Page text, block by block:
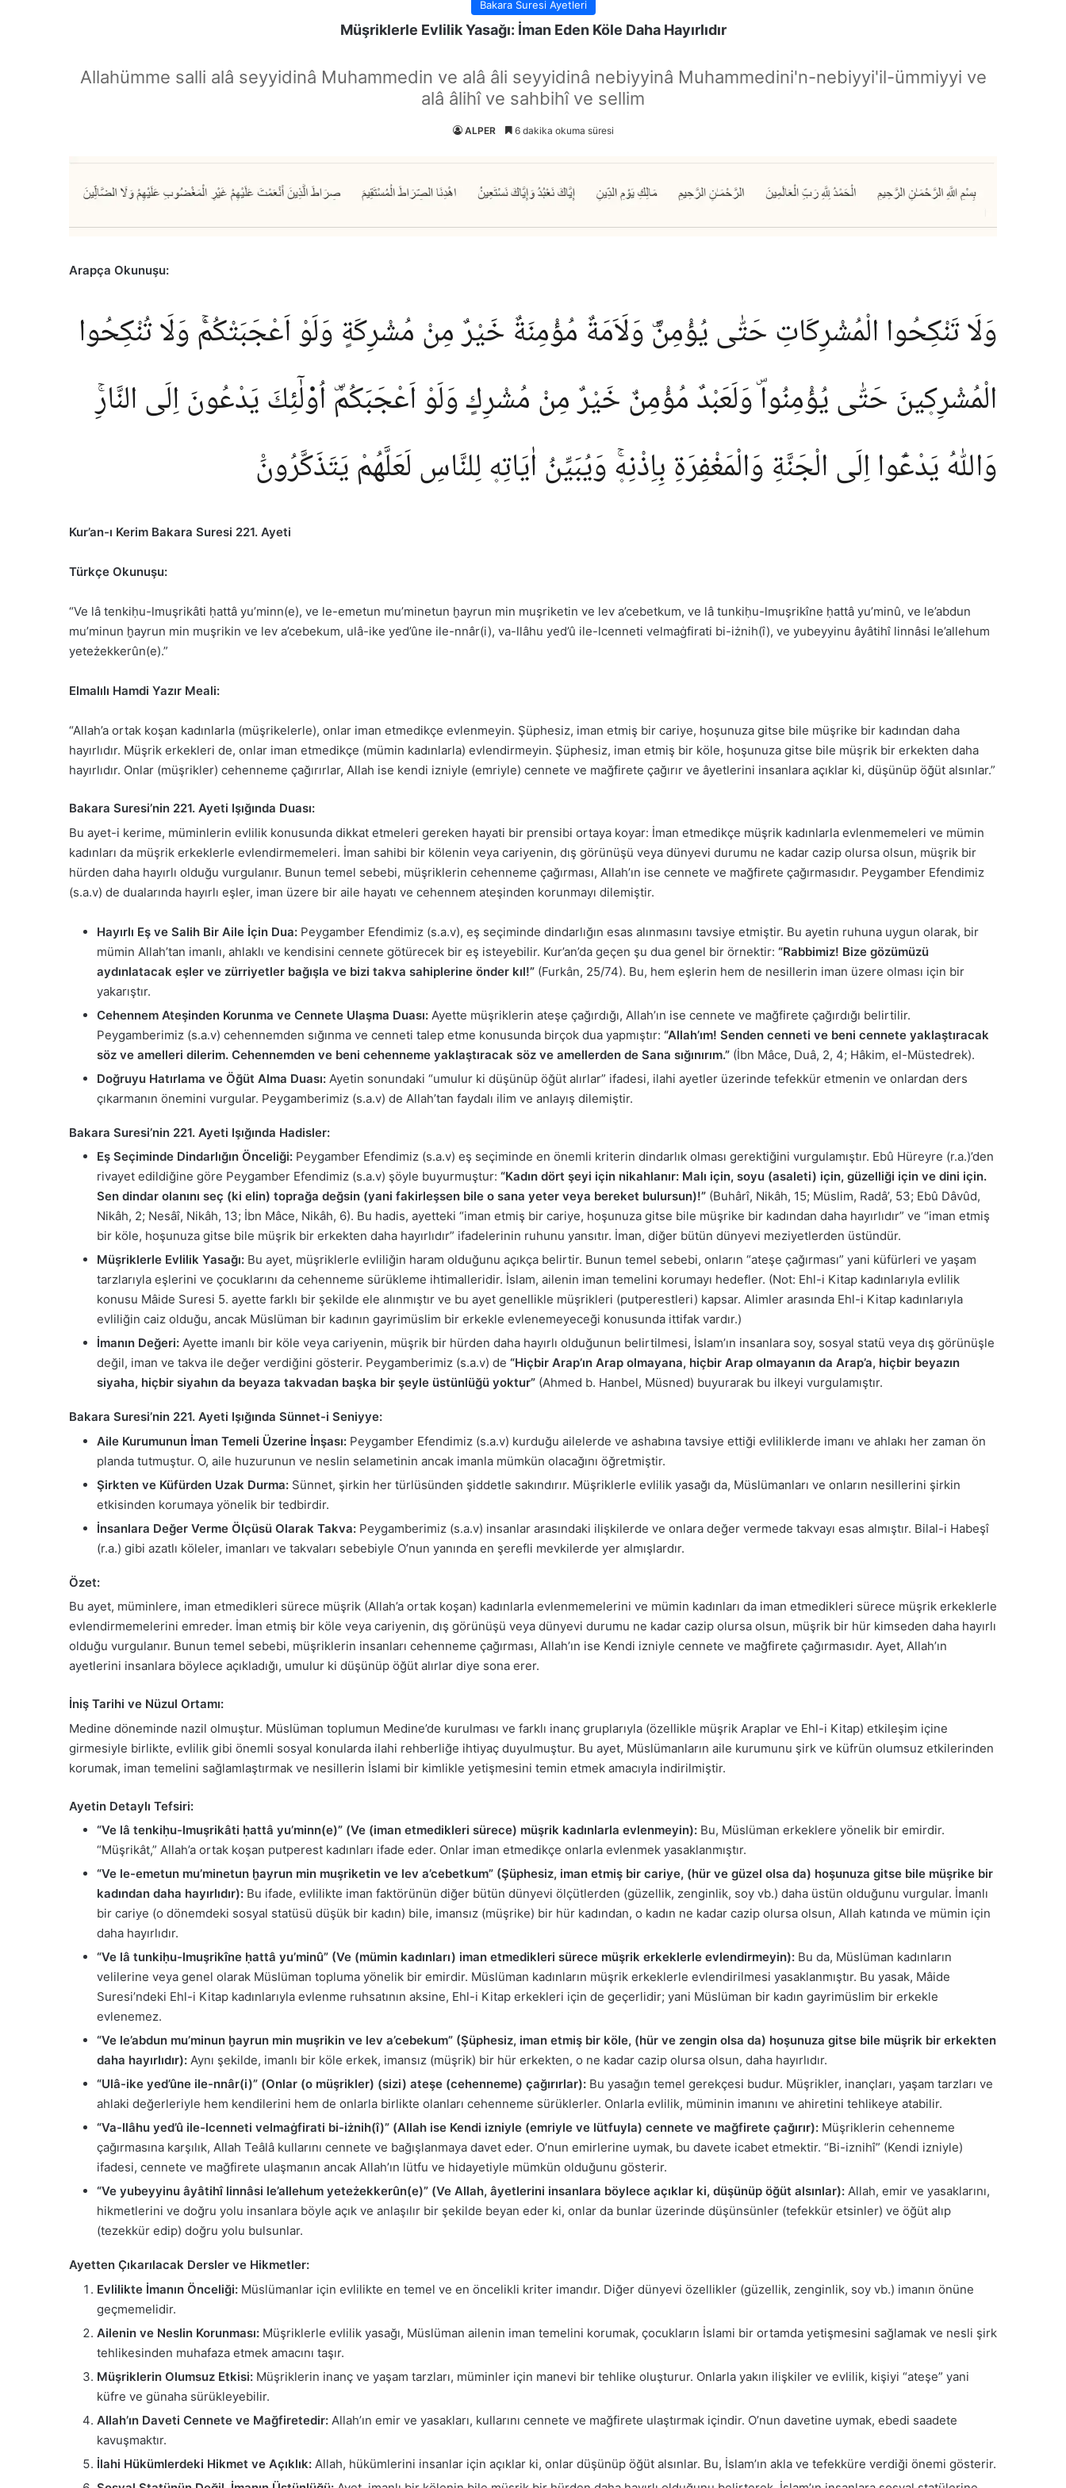
Bakara Suresi Ayetleri
Müşriklerle Evlilik Yasağı: İman Eden Köle Daha Hayırlıdır
Allahümme salli alâ seyyidinâ Muhammedin ve alâ âli seyyidinâ nebiyyinâ Muhammedini'n-nebiyyi'il-ümmiyyi ve
alâ âlihî ve sahbihî ve sellim
ALPER 6 dakika okuma süresi
Arapça Okunuşu:
وَلَا تَنْكِحُوا الْمُشْرِكَاتِ حَتّٰى يُؤْمِنَّۜ وَلَاَمَةٌ مُؤْمِنَةٌ خَيْرٌ مِنْ مُشْرِكَةٍ وَلَوْ اَعْجَبَتْكُمْۚ وَلَا تُنْكِحُوا
الْمُشْرِك۪ينَ حَتّٰى يُؤْمِنُواۜ وَلَعَبْدٌ مُؤْمِنٌ خَيْرٌ مِنْ مُشْرِكٍ وَلَوْ اَعْجَبَكُمْۜ اُو۬لٰٓئِكَ يَدْعُونَ اِلَى النَّارِۚ
وَاللّٰهُ يَدْعُٓوا اِلَى الْجَنَّةِ وَالْمَغْفِرَةِ بِاِذْنِه۪ۚ وَيُبَيِّنُ اٰيَاتِه۪ لِلنَّاسِ لَعَلَّهُمْ يَتَذَكَّرُونَ۟
Kur’an-ı Kerim Bakara Suresi 221. Ayeti
Türkçe Okunuşu:
“Ve lâ tenkiḥu-lmuşrikâti ḥattâ yu’minn(e), ve le-emetun mu’minetun ḫayrun min muşriketin ve lev a’cebetkum, ve lâ tunkiḥu-lmuşrikîne ḥattâ yu’minû, ve le’abdun
mu’minun ḫayrun min muşrikin ve lev a’cebekum, ulâ-ike yed’ûne ile-nnâr(i), va-llâhu yed’û ile-lcenneti velmaġfirati bi-iżnih(î), ve yubeyyinu âyâtihî linnâsi le’allehum
yeteżekkerûn(e).”
Elmalılı Hamdi Yazır Meali:
“Allah’a ortak koşan kadınlarla (müşrikelerle), onlar iman etmedikçe evlenmeyin. Şüphesiz, iman etmiş bir cariye, hoşunuza gitse bile müşrike bir kadından daha
hayırlıdır. Müşrik erkekleri de, onlar iman etmedikçe (mümin kadınlarla) evlendirmeyin. Şüphesiz, iman etmiş bir köle, hoşunuza gitse bile müşrik bir erkekten daha
hayırlıdır. Onlar (müşrikler) cehenneme çağırırlar, Allah ise kendi izniyle (emriyle) cennete ve mağfirete çağırır ve âyetlerini insanlara açıklar ki, düşünüp öğüt alsınlar.”
Bakara Suresi’nin 221. Ayeti Işığında Duası:
Bu ayet-i kerime, müminlerin evlilik konusunda dikkat etmeleri gereken hayati bir prensibi ortaya koyar: İman etmedikçe müşrik kadınlarla evlenmemeleri ve mümin
kadınları da müşrik erkeklerle evlendirmemeleri. İman sahibi bir kölenin veya cariyenin, dış görünüşü veya dünyevi durumu ne kadar cazip olursa olsun, müşrik bir
hürden daha hayırlı olduğu vurgulanır. Bunun temel sebebi, müşriklerin cehenneme çağırması, Allah’ın ise cennete ve mağfirete çağırmasıdır. Peygamber Efendimiz
(s.a.v) de dualarında hayırlı eşler, iman üzere bir aile hayatı ve cehennem ateşinden korunmayı dilemiştir.
Hayırlı Eş ve Salih Bir Aile İçin Dua: Peygamber Efendimiz (s.a.v), eş seçiminde dindarlığın esas alınmasını tavsiye etmiştir. Bu ayetin ruhuna uygun olarak, bir
mümin Allah’tan imanlı, ahlaklı ve kendisini cennete götürecek bir eş isteyebilir. Kur’an’da geçen şu dua genel bir örnektir: “Rabbimiz! Bize gözümüzü
aydınlatacak eşler ve zürriyetler bağışla ve bizi takva sahiplerine önder kıl!” (Furkân, 25/74). Bu, hem eşlerin hem de nesillerin iman üzere olması için bir
yakarıştır.
Cehennem Ateşinden Korunma ve Cennete Ulaşma Duası: Ayette müşriklerin ateşe çağırdığı, Allah’ın ise cennete ve mağfirete çağırdığı belirtilir.
Peygamberimiz (s.a.v) cehennemden sığınma ve cenneti talep etme konusunda birçok dua yapmıştır: “Allah’ım! Senden cenneti ve beni cennete yaklaştıracak
söz ve amelleri dilerim. Cehennemden ve beni cehenneme yaklaştıracak söz ve amellerden de Sana sığınırım.” (İbn Mâce, Duâ, 2, 4; Hâkim, el-Müstedrek).
Doğruyu Hatırlama ve Öğüt Alma Duası: Ayetin sonundaki “umulur ki düşünüp öğüt alırlar” ifadesi, ilahi ayetler üzerinde tefekkür etmenin ve onlardan ders
çıkarmanın önemini vurgular. Peygamberimiz (s.a.v) de Allah’tan faydalı ilim ve anlayış dilemiştir.
Bakara Suresi’nin 221. Ayeti Işığında Hadisler:
Eş Seçiminde Dindarlığın Önceliği: Peygamber Efendimiz (s.a.v) eş seçiminde en önemli kriterin dindarlık olması gerektiğini vurgulamıştır. Ebû Hüreyre (r.a.)’den
rivayet edildiğine göre Peygamber Efendimiz (s.a.v) şöyle buyurmuştur: “Kadın dört şeyi için nikahlanır: Malı için, soyu (asaleti) için, güzelliği için ve dini için.
Sen dindar olanını seç (ki elin) toprağa değsin (yani fakirleşsen bile o sana yeter veya bereket bulursun)!” (Buhârî, Nikâh, 15; Müslim, Radâ’, 53; Ebû Dâvûd,
Nikâh, 2; Nesâî, Nikâh, 13; İbn Mâce, Nikâh, 6). Bu hadis, ayetteki “iman etmiş bir cariye, hoşunuza gitse bile müşrike bir kadından daha hayırlıdır” ve “iman etmiş
bir köle, hoşunuza gitse bile müşrik bir erkekten daha hayırlıdır” ifadelerinin ruhunu yansıtır. İman, diğer bütün dünyevi meziyetlerden üstündür.
Müşriklerle Evlilik Yasağı: Bu ayet, müşriklerle evliliğin haram olduğunu açıkça belirtir. Bunun temel sebebi, onların “ateşe çağırması” yani küfürleri ve yaşam
tarzlarıyla eşlerini ve çocuklarını da cehenneme sürükleme ihtimalleridir. İslam, ailenin iman temelini korumayı hedefler. (Not: Ehl-i Kitap kadınlarıyla evlilik
konusu Mâide Suresi 5. ayette farklı bir şekilde ele alınmıştır ve bu ayet genellikle müşrikleri (putperestleri) kapsar. Alimler arasında Ehl-i Kitap kadınlarıyla
evliliğin caiz olduğu, ancak Müslüman bir kadının gayrimüslim bir erkekle evlenemeyeceği konusunda ittifak vardır.)
İmanın Değeri: Ayette imanlı bir köle veya cariyenin, müşrik bir hürden daha hayırlı olduğunun belirtilmesi, İslam’ın insanlara soy, sosyal statü veya dış görünüşle
değil, iman ve takva ile değer verdiğini gösterir. Peygamberimiz (s.a.v) de “Hiçbir Arap’ın Arap olmayana, hiçbir Arap olmayanın da Arap’a, hiçbir beyazın
siyaha, hiçbir siyahın da beyaza takvadan başka bir şeyle üstünlüğü yoktur” (Ahmed b. Hanbel, Müsned) buyurarak bu ilkeyi vurgulamıştır.
Bakara Suresi’nin 221. Ayeti Işığında Sünnet-i Seniyye:
Aile Kurumunun İman Temeli Üzerine İnşası: Peygamber Efendimiz (s.a.v) kurduğu ailelerde ve ashabına tavsiye ettiği evliliklerde imanı ve ahlakı her zaman ön
planda tutmuştur. O, aile huzurunun ve neslin selametinin ancak imanla mümkün olacağını öğretmiştir.
Şirkten ve Küfürden Uzak Durma: Sünnet, şirkin her türlüsünden şiddetle sakındırır. Müşriklerle evlilik yasağı da, Müslümanları ve onların nesillerini şirkin
etkisinden korumaya yönelik bir tedbirdir.
İnsanlara Değer Verme Ölçüsü Olarak Takva: Peygamberimiz (s.a.v) insanlar arasındaki ilişkilerde ve onlara değer vermede takvayı esas almıştır. Bilal-i Habeşî
(r.a.) gibi azatlı köleler, imanları ve takvaları sebebiyle O’nun yanında en şerefli mevkilerde yer almışlardır.
Özet:
Bu ayet, müminlere, iman etmedikleri sürece müşrik (Allah’a ortak koşan) kadınlarla evlenmemelerini ve mümin kadınları da iman etmedikleri sürece müşrik erkeklerle
evlendirmemelerini emreder. İman etmiş bir köle veya cariyenin, dış görünüşü veya dünyevi durumu ne kadar cazip olursa olsun, müşrik bir hür kimseden daha hayırlı
olduğu vurgulanır. Bunun temel sebebi, müşriklerin insanları cehenneme çağırması, Allah’ın ise Kendi izniyle cennete ve mağfirete çağırmasıdır. Ayet, Allah’ın
ayetlerini insanlara böylece açıkladığı, umulur ki düşünüp öğüt alırlar diye sona erer.
İniş Tarihi ve Nüzul Ortamı:
Medine döneminde nazil olmuştur. Müslüman toplumun Medine’de kurulması ve farklı inanç gruplarıyla (özellikle müşrik Araplar ve Ehl-i Kitap) etkileşim içine
girmesiyle birlikte, evlilik gibi önemli sosyal konularda ilahi rehberliğe ihtiyaç duyulmuştur. Bu ayet, Müslümanların aile kurumunu şirk ve küfrün olumsuz etkilerinden
korumak, iman temelini sağlamlaştırmak ve nesillerin İslami bir kimlikle yetişmesini temin etmek amacıyla indirilmiştir.
Ayetin Detaylı Tefsiri:
“Ve lâ tenkiḥu-lmuşrikâti ḥattâ yu’minn(e)” (Ve (iman etmedikleri sürece) müşrik kadınlarla evlenmeyin): Bu, Müslüman erkeklere yönelik bir emirdir.
“Müşrikât,” Allah’a ortak koşan putperest kadınları ifade eder. Onlar iman etmedikçe onlarla evlenmek yasaklanmıştır.
“Ve le-emetun mu’minetun ḫayrun min muşriketin ve lev a’cebetkum” (Şüphesiz, iman etmiş bir cariye, (hür ve güzel olsa da) hoşunuza gitse bile müşrike bir
kadından daha hayırlıdır): Bu ifade, evlilikte iman faktörünün diğer bütün dünyevi ölçütlerden (güzellik, zenginlik, soy vb.) daha üstün olduğunu vurgular. İmanlı
bir cariye (o dönemdeki sosyal statüsü düşük bir kadın) bile, imansız (müşrike) bir hür kadından, o kadın ne kadar cazip olursa olsun, Allah katında ve mümin için
daha hayırlıdır.
“Ve lâ tunkiḥu-lmuşrikîne ḥattâ yu’minû” (Ve (mümin kadınları) iman etmedikleri sürece müşrik erkeklerle evlendirmeyin): Bu da, Müslüman kadınların
velilerine veya genel olarak Müslüman topluma yönelik bir emirdir. Müslüman kadınların müşrik erkeklerle evlendirilmesi yasaklanmıştır. Bu yasak, Mâide
Suresi’ndeki Ehl-i Kitap kadınlarıyla evlenme ruhsatının aksine, Ehl-i Kitap erkekleri için de geçerlidir; yani Müslüman bir kadın gayrimüslim bir erkekle
evlenemez.
“Ve le’abdun mu’minun ḫayrun min muşrikin ve lev a’cebekum” (Şüphesiz, iman etmiş bir köle, (hür ve zengin olsa da) hoşunuza gitse bile müşrik bir erkekten
daha hayırlıdır): Aynı şekilde, imanlı bir köle erkek, imansız (müşrik) bir hür erkekten, o ne kadar cazip olursa olsun, daha hayırlıdır.
“Ulâ-ike yed’ûne ile-nnâr(i)” (Onlar (o müşrikler) (sizi) ateşe (cehenneme) çağırırlar): Bu yasağın temel gerekçesi budur. Müşrikler, inançları, yaşam tarzları ve
ahlaki değerleriyle hem kendilerini hem de onlarla birlikte olanları cehenneme sürüklerler. Onlarla evlilik, müminin imanını ve ahiretini tehlikeye atabilir.
“Va-llâhu yed’û ile-lcenneti velmaġfirati bi-iżnih(î)” (Allah ise Kendi izniyle (emriyle ve lütfuyla) cennete ve mağfirete çağırır): Müşriklerin cehenneme
çağırmasına karşılık, Allah Teâlâ kullarını cennete ve bağışlanmaya davet eder. O’nun emirlerine uymak, bu davete icabet etmektir. “Bi-iznihî” (Kendi izniyle)
ifadesi, cennete ve mağfirete ulaşmanın ancak Allah’ın lütfu ve hidayetiyle mümkün olduğunu gösterir.
“Ve yubeyyinu âyâtihî linnâsi le’allehum yeteżekkerûn(e)” (Ve Allah, âyetlerini insanlara böylece açıklar ki, düşünüp öğüt alsınlar): Allah, emir ve yasaklarını,
hikmetlerini ve doğru yolu insanlara böyle açık ve anlaşılır bir şekilde beyan eder ki, onlar da bunlar üzerinde düşünsünler (tefekkür etsinler) ve öğüt alıp
(tezekkür edip) doğru yolu bulsunlar.
Ayetten Çıkarılacak Dersler ve Hikmetler:
Evlilikte İmanın Önceliği: Müslümanlar için evlilikte en temel ve en öncelikli kriter imandır. Diğer dünyevi özellikler (güzellik, zenginlik, soy vb.) imanın önüne
geçmemelidir.
Ailenin ve Neslin Korunması: Müşriklerle evlilik yasağı, Müslüman ailenin iman temelini korumak, çocukların İslami bir ortamda yetişmesini sağlamak ve nesli şirk
tehlikesinden muhafaza etmek amacını taşır.
Müşriklerin Olumsuz Etkisi: Müşriklerin inanç ve yaşam tarzları, müminler için manevi bir tehlike oluşturur. Onlarla yakın ilişkiler ve evlilik, kişiyi “ateşe” yani
küfre ve günaha sürükleyebilir.
Allah’ın Daveti Cennete ve Mağfiretedir: Allah’ın emir ve yasakları, kullarını cennete ve mağfirete ulaştırmak içindir. O’nun davetine uymak, ebedi saadete
kavuşmaktır.
İlahi Hükümlerdeki Hikmet ve Açıklık: Allah, hükümlerini insanlar için açıklar ki, onlar düşünüp öğüt alsınlar. Bu, İslam’ın akla ve tefekküre verdiği önemi gösterir.